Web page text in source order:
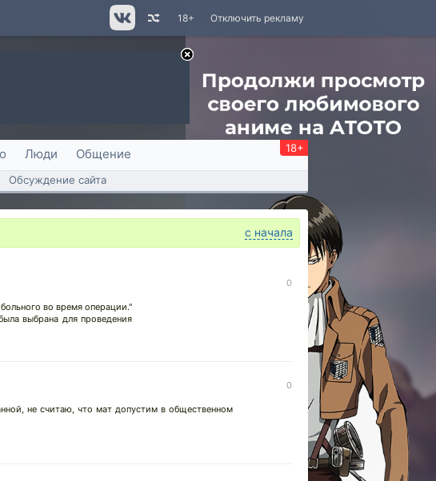
Отключить рекламу
18+
Люди Общение 18+
Обсуждение сайта
с начала
0
во время операции."
выбрана для проведения
0
не считаю, что мат допустим в общественном